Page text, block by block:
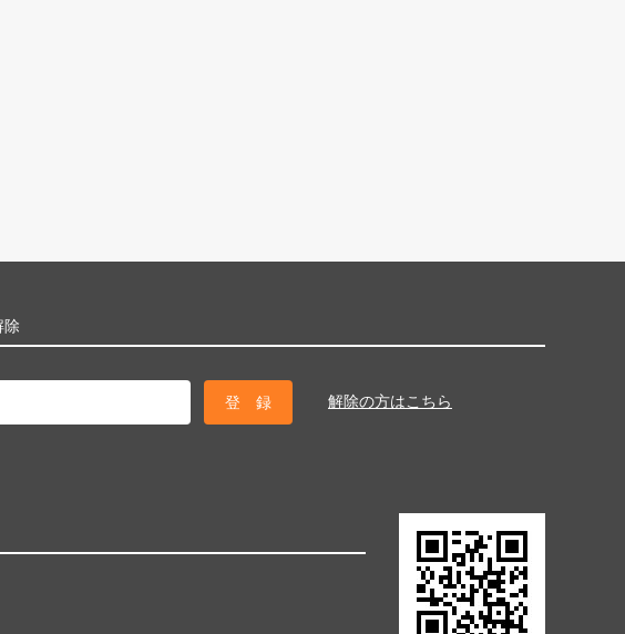
除
解除の方はこちら